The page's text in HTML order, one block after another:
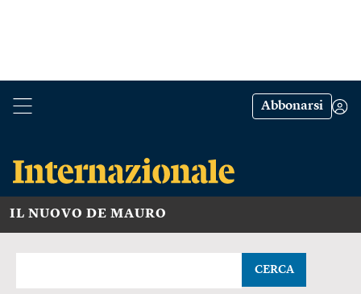
Abbonarsi
IL NUOVO DE MAURO
CERCA